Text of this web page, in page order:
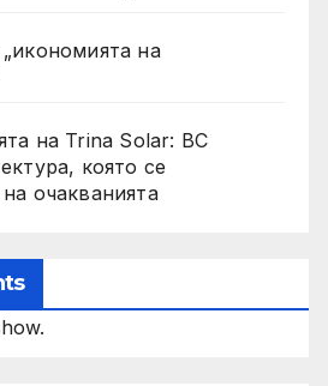
на
на Trina Solar: BC
която се
очакванията